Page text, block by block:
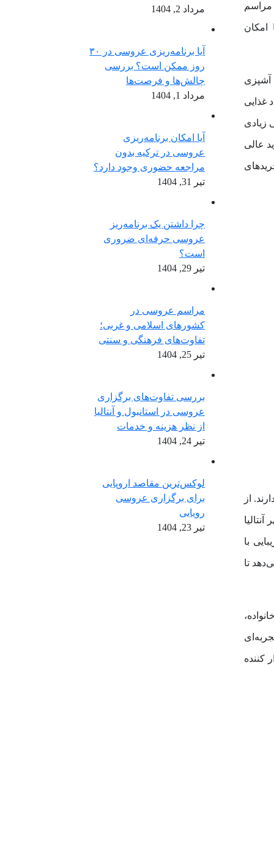
مراسم
امکان
آشپزی
غذایی
زیادی
عالی
از
با
تا
کننده
مرداد 2, 1404
آیا برنامه‌ریزی عروسی در ۳۰
روز ممکن است؟ بررسی
چالش‌ها و فرصت‌ها
مرداد 1, 1404
آیا امکان برنامه‌ریزی
عروسی در ترکیه بدون
مراجعه حضوری وجود دارد؟
تیر 31, 1404
چرا داشتن یک برنامه‌ریز
عروسی حرفه‌ای ضروری
است؟
تیر 29, 1404
مراسم عروسی در
کشورهای اسلامی و غربی؛
تفاوت‌های فرهنگی و سنتی
تیر 25, 1404
بررسی تفاوت‌های برگزاری
عروسی در استانبول و آنتالیا
از نظر هزینه و خدمات
تیر 24, 1404
لوکس‌ترین مقاصد اروپایی
برای برگزاری عروسی
رویایی
تیر 23, 1404